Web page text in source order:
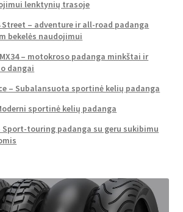
lenktynių trasoje
Street – adventure ir all-road padanga
bekelės naudojimui
– motokroso padanga minkštai ir
dangai
– Subalansuota sportinė kelių padanga
sportinė kelių padanga
Sport-touring padanga su geru sukibimu